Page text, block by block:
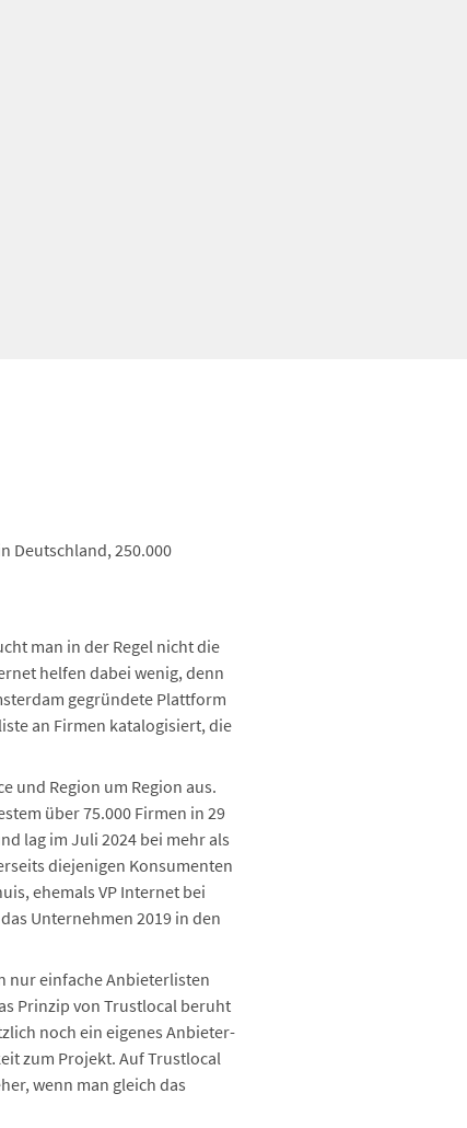
Deutschland, 250.000
man in der Regel nicht die
helfen dabei wenig, denn
gegründete Plattform
an Firmen katalogisiert, die
und Region um Region aus.
über 75.000 Firmen in 29
lag im Juli 2024 bei mehr als
diejenigen Konsumenten
ehemals VP Internet bei
Unternehmen 2019 in den
nur einfache Anbieterlisten
Prinzip von Trustlocal beruht
noch ein eigenes Anbieter-
zum Projekt. Auf Trustlocal
wenn man gleich das